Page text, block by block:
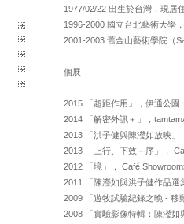
1977/02/22 出生於台灣，現居
1996-2000 國立台北藝術大學
2001-2003 舊金山藝術學院（
個展
2015 「超距作用」，伊通公園
2014 「解密外訊＋」，
2013 「洪子健與陳瀅如放映
2013 「上行、下效－序」，
2012 「境」， Café
2011 「陳瀅如與洪子健作品選
2009 「遊牧試驗紀錄之晚 - 移
2008 「實驗影像特輯：陳瀅